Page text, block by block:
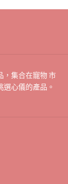
，集合在寵物 市
心儀的產品。